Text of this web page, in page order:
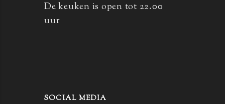
De keuken is open tot 22.00
uur
SOCIAL MEDIA